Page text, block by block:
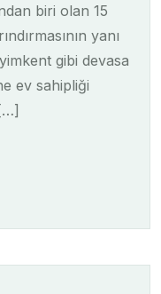
biri olan 15
yanı
gibi devasa
ev sahipliği